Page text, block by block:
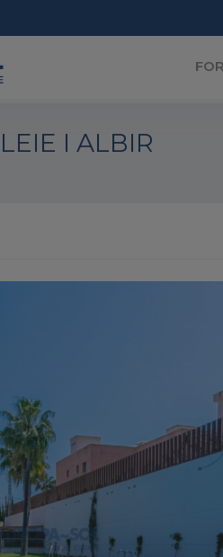
I ALBIR